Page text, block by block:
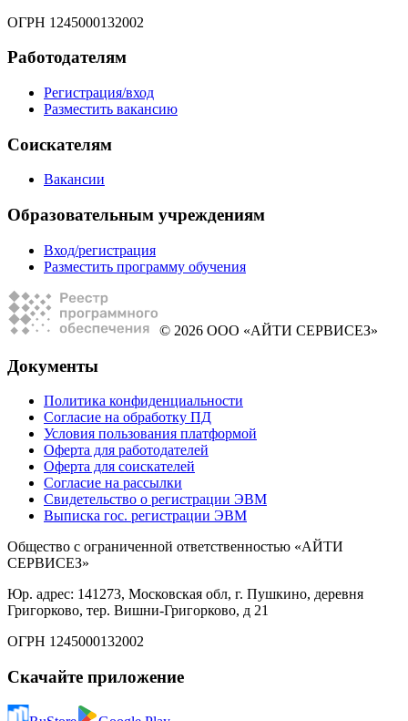
ОГРН 1245000132002
Работодателям
Регистрация/вход
Разместить вакансию
Соискателям
Вакансии
Образовательным учреждениям
Вход/регистрация
Разместить программу обучения
© 2026 ООО «АЙТИ СЕРВИСЕЗ»
Документы
Политика конфиденциальности
Согласие на обработку ПД
Условия пользования платформой
Оферта для работодателей
Оферта для соискателей
Согласие на рассылки
Свидетельство о регистрации ЭВМ
Выписка гос. регистрации ЭВМ
Общество с ограниченной ответственностью «АЙТИ
СЕРВИСЕЗ»
Юр. адрес: 141273, Московская обл, г. Пушкино, деревня
Григорково, тер. Вишни-Григорково, д 21
ОГРН 1245000132002
Скачайте приложение